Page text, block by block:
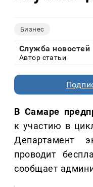
Бизнес
Служба новостей
Автор статьи
В Самаре
к участию в
Департамент
проводит
сообщает